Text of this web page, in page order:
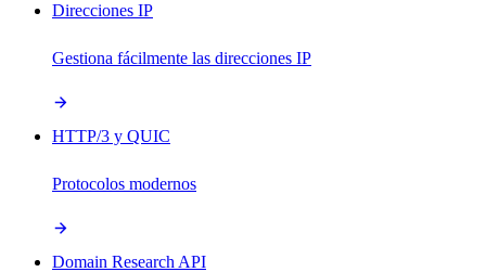
Direcciones IP
Gestiona fácilmente las direcciones IP
HTTP/3 y QUIC
Protocolos modernos
Domain Research API